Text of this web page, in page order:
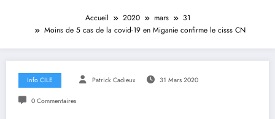
Accueil 2020 mars
31
Moins de 5 cas de la covid-19 en Miganie confirme le cisss CN
Info CILE Patrick Cadieux 31 Mars 2020
0 Commentaires